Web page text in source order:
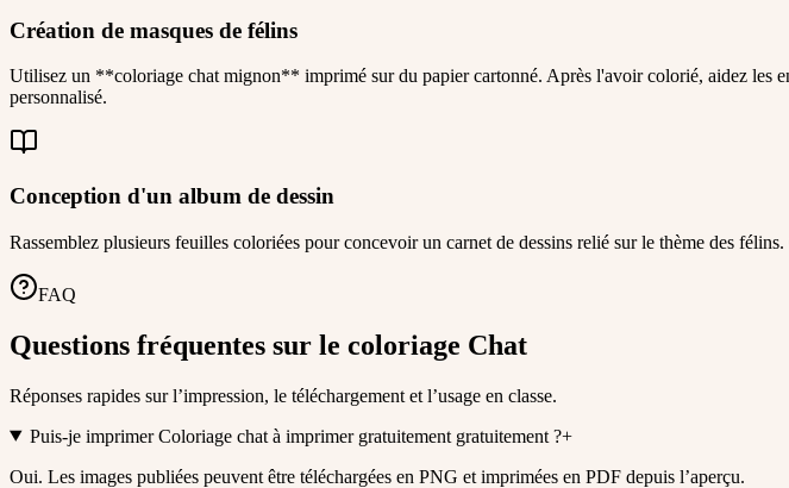
Création de masques de félins
Utilisez un **coloriage chat mignon** imprimé sur du papier cartonné. Après l'avoir colorié, aidez les
personnalisé.
Conception d'un album de dessin
Rassemblez plusieurs feuilles coloriées pour concevoir un carnet de dessins relié sur le thème des
FAQ
Questions fréquentes sur le coloriage Chat
Réponses rapides sur l’impression, le téléchargement et l’usage en classe.
Puis-je imprimer Coloriage chat à imprimer gratuitement gratuitement ?+
Oui. Les images publiées peuvent être téléchargées en PNG et imprimées en PDF depuis l’aperçu.